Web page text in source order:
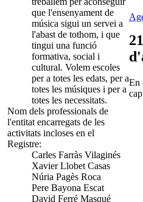
que l'ensenyament de
música sigui un servei a
l'abast de tothom, i que
tingui una funció
formativa, social i
cultural. Volem escoles
per a totes les edats, per a
totes les músiques i per a
totes les necessitats.
Nom dels professionals de
l'entitat encarregats de les
activitats incloses en el
Registre:
Carles Farràs Vilaginés
Xavier Llobet Casas
Núria Pagès Roca
Pere Bayona Escat
David Ferré Masqué
En